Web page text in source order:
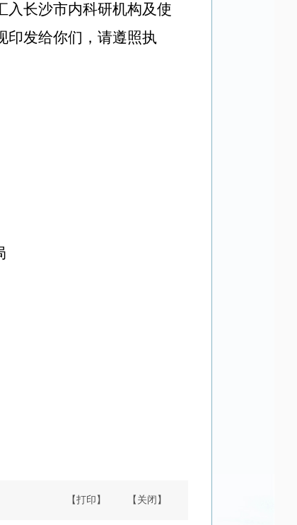
入长沙市内科研机构及使
印发给你们，请遵照执
【打印】 【关闭】